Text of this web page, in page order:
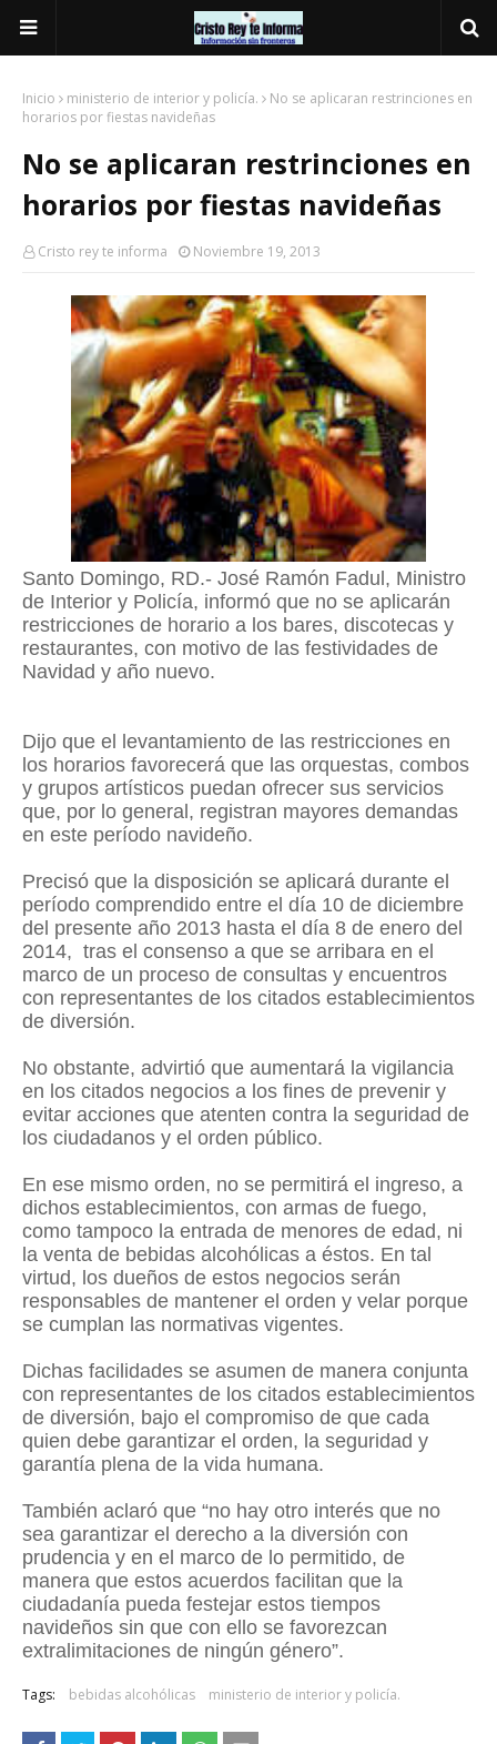
Inicio ministerio de interior y policía.
No se aplicaran restrinciones en
horarios por fiestas navideñas
No se aplicaran restrinciones en
horarios por fiestas navideñas
Cristo rey te informa Noviembre 19, 2013
Santo Domingo, RD.- José Ramón Fadul, Ministro
de Interior y Policía, informó que no se aplicarán
restricciones de horario a los bares, discotecas y
restaurantes, con motivo de las festividades de
Navidad y año nuevo.
Dijo que el levantamiento de las restricciones en
los horarios favorecerá que las orquestas, combos
y grupos artísticos puedan ofrecer sus servicios
que, por lo general, registran mayores demandas
en este período navideño.
Precisó que la disposición se aplicará durante el
período comprendido entre el día 10 de diciembre
del presente año 2013 hasta el día 8 de enero del
2014, tras el consenso a que se arribara en el
marco de un proceso de consultas y encuentros
con representantes de los citados establecimientos
de diversión.
No obstante, advirtió que aumentará la vigilancia
en los citados negocios a los fines de prevenir y
evitar acciones que atenten contra la seguridad de
los ciudadanos y el orden público.
En ese mismo orden, no se permitirá el ingreso, a
dichos establecimientos, con armas de fuego,
como tampoco la entrada de menores de edad, ni
la venta de bebidas alcohólicas a éstos. En tal
virtud, los dueños de estos negocios serán
responsables de mantener el orden y velar porque
se cumplan las normativas vigentes.
Dichas facilidades se asumen de manera conjunta
con representantes de los citados establecimientos
de diversión, bajo el compromiso de que cada
quien debe garantizar el orden, la seguridad y
garantía plena de la vida humana.
También aclaró que “no hay otro interés que no
sea garantizar el derecho a la diversión con
prudencia y en el marco de lo permitido, de
manera que estos acuerdos facilitan que la
ciudadanía pueda festejar estos tiempos
navideños sin que con ello se favorezcan
extralimitaciones de ningún género”.
Tags: bebidas alcohólicas ministerio de interior y policía.